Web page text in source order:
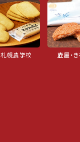
札幌農学校 壺屋・